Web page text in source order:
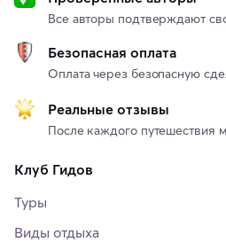
Все авторы подтверждают
Безопасная оплата
Оплата через безопасную
Реальные отзывы
После каждого путешествия
Клуб Гидов
Туры
Виды отдыха